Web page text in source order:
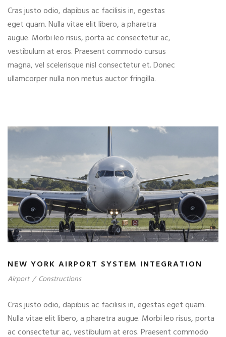
Cras justo odio, dapibus ac facilisis in, egestas
eget quam. Nulla vitae elit libero, a pharetra
augue. Morbi leo risus, porta ac consectetur ac,
vestibulum at eros. Praesent commodo cursus
magna, vel scelerisque nisl consectetur et. Donec
ullamcorper nulla non metus auctor fringilla.
NEW YORK AIRPORT SYSTEM INTEGRATION
Airport / Constructions
Cras justo odio, dapibus ac facilisis in, egestas eget quam.
Nulla vitae elit libero, a pharetra augue. Morbi leo risus, porta
ac consectetur ac, vestibulum at eros. Praesent commodo